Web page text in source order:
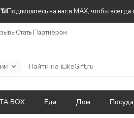
📶Подпишитесь на нас в MAX, чтобы всегда
Стать Партнёром
BOX Еда Дом Посуда